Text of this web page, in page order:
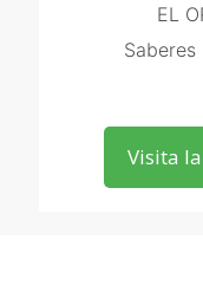
EL
Visita